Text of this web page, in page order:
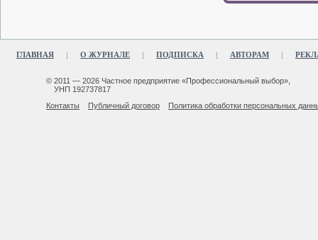
ГЛАВНАЯ О ЖУРНАЛЕ ПОДПИСКА АВТОРАМ
© 2011 — 2026 Частное предприятие «Профессиональный выбор»,
УНП 192737817
Контакты
Публичный договор Политика обработки персональных